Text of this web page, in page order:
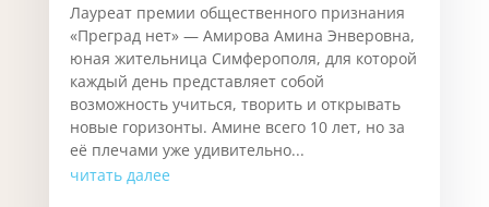
Лауреат премии общественного признания
«Преград нет» — Амирова Амина Энверовна,
юная жительница Симферополя, для которой
каждый день представляет собой
возможность учиться, творить и открывать
новые горизонты. Аминe всего 10 лет, но за
её плечами уже удивительно...
читать далее